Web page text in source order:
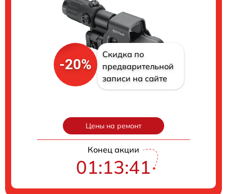
-20%
Скидка по
предварительной
записи на сайте
Цены на ремонт
Конец акции
01:13:40